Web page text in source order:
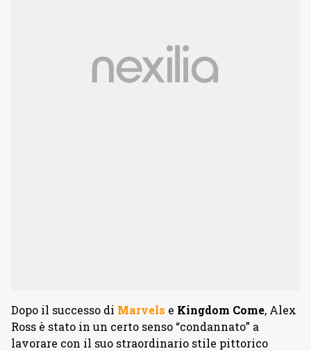
Dopo il successo di Marvels e Kingdom Come, Alex
Ross è stato in un certo senso “condannato” a
lavorare con il suo straordinario stile pittorico